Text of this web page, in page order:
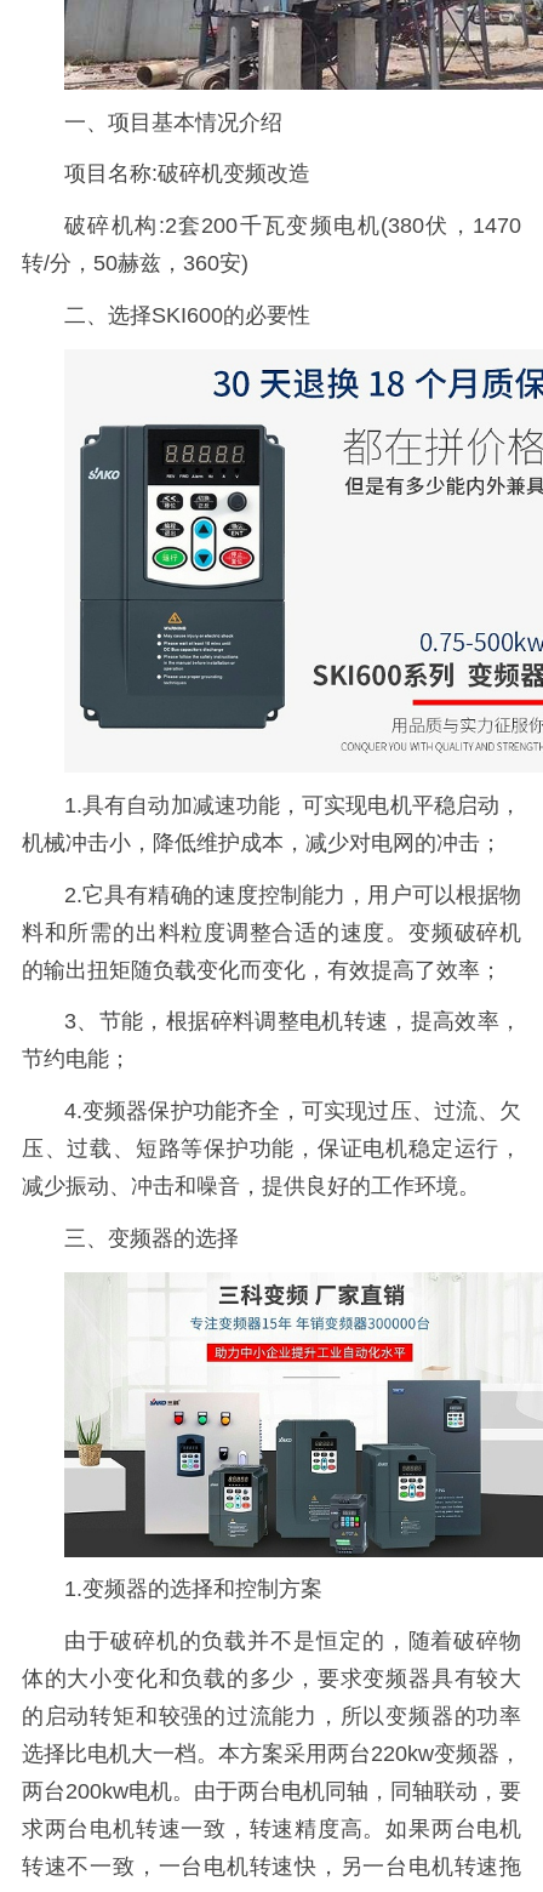
一、项目基本情况介绍
项目名称:破碎机变频改造
破碎机构:2套200千瓦变频电机(380伏，1470
转/分，50赫兹，360安)
二、选择SKI600的必要性
1.具有自动加减速功能，可实现电机平稳启动，
机械冲击小，降低维护成本，减少对电网的冲击；
2.它具有精确的速度控制能力，用户可以根据物
料和所需的出料粒度调整合适的速度。变频破碎机
的输出扭矩随负载变化而变化，有效提高了效率；
3、节能，根据碎料调整电机转速，提高效率，
节约电能；
4.变频器保护功能齐全，可实现过压、过流、欠
压、过载、短路等保护功能，保证电机稳定运行，
减少振动、冲击和噪音，提供良好的工作环境。
三、变频器的选择
1.变频器的选择和控制方案
由于破碎机的负载并不是恒定的，随着破碎物
体的大小变化和负载的多少，要求变频器具有较大
的启动转矩和较强的过流能力，所以变频器的功率
选择比电机大一档。本方案采用两台220kw变频器，
两台200kw电机。由于两台电机同轴，同轴联动，要
求两台电机转速一致，转速精度高。如果两台电机
转速不一致，一台电机转速快，另一台电机转速拖